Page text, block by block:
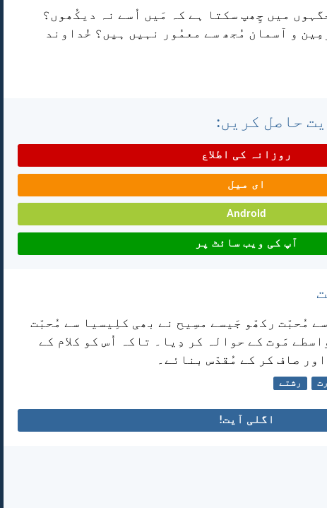
میں چِھپ سکتا ہے کہ مَیں اُسے نہ دیکُھوں؟
و آسمان مُجھ سے معمُور نہیں ہیں؟ خُداوند
حاصل کریں:
روزانہ کی اطلاع
ای میل
Android
آپ کی ویب سائٹ پر
مُحبّت رکھّو جَیسے مسِیح نے بھی کلِیسیا سے مُحبّت
مَوت کے حوالہ کر دِیا۔ تاکہ اُس کو کلام کے
صاف کر کے مُقدّس بنائے۔
رشتے
اگلی آیت!